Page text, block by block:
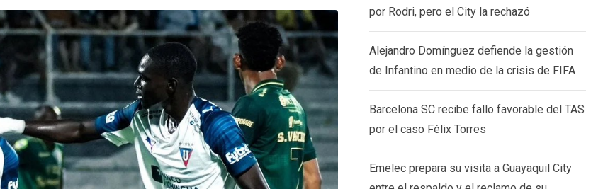
Email
por Rodri, pero el City la rechazó
Alejandro Domínguez defiende la gestión
de Infantino en medio de la crisis de FIFA
Barcelona SC recibe fallo favorable del TAS
por el caso Félix Torres
Emelec prepara su visita a Guayaquil City